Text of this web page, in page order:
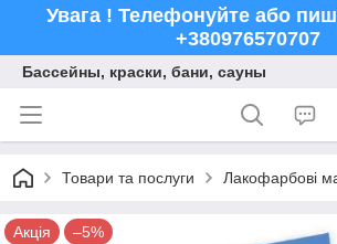
Увага ! Телефонуйте або
+380976570707
Бассейны, краски, бани, сауны
Товари та послуги Лакофарбові
Акція –5%